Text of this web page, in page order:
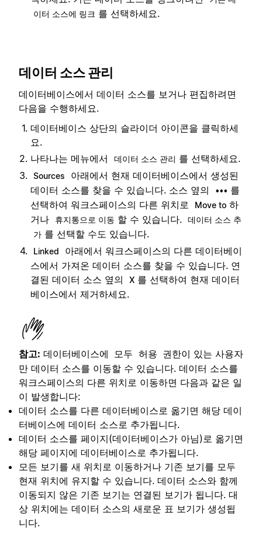
이터 소스에 링크 를 선택하세요.
데이터 소스 관리
데이터베이스에서 데이터 소스를 보거나 편집하려면
다음을 수행하세요.
데이터베이스 상단의 슬라이더 아이콘을 클릭하세
요.
나타나는 메뉴에서
데이터 소스 관리 를 선택하세요.
Sources
아래에서 현재 데이터베이스에서 생성된
데이터 소스를 찾을 수 있습니다. 소스 옆의
••• 를
선택하여 워크스페이스의 다른 위치로
Move to 하
거나
휴지통으로 이동 할 수 있습니다. 데이터 소스 추
가 를 선택할 수도 있습니다.
Linked
아래에서 워크스페이스의 다른 데이터베이
스에서 가져온 데이터 소스를 찾을 수 있습니다. 연
결된 데이터 소스 옆의
X 를 선택하여 현재 데이터
베이스에서 제거하세요.
참고: 데이터베이스에 모두 허용 권한이 있는 사용자
만 데이터 소스를 이동할 수 있습니다. 데이터 소스를
워크스페이스의 다른 위치로 이동하면 다음과 같은 일
이 발생합니다:
데이터 소스를 다른 데이터베이스로 옮기면 해당 데이
터베이스에 데이터 소스로 추가됩니다.
데이터 소스를 페이지(데이터베이스가 아님)로 옮기면
해당 페이지에 데이터베이스로 추가됩니다.
모든 보기를 새 위치로 이동하거나 기존 보기를 모두
현재 위치에 유지할 수 있습니다. 데이터 소스와 함께
이동되지 않은 기존 보기는 연결된 보기가 됩니다. 대
상 위치에는 데이터 소스의 새로운 표 보기가 생성됩
니다.